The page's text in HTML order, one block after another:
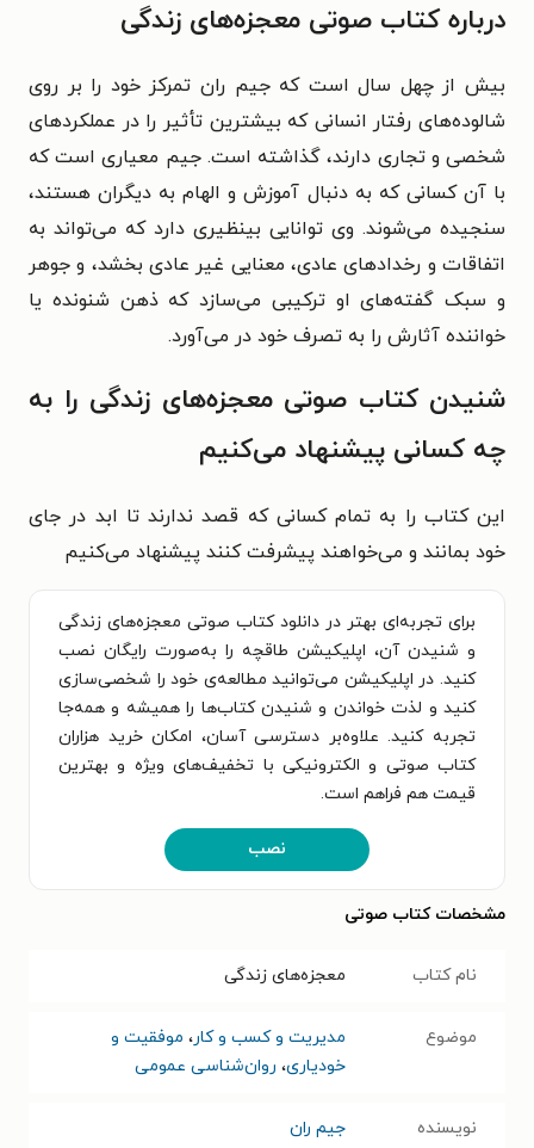
درباره کتاب صوتی معجزه‌های زندگی
بیش از چهل سال است که جیم ران تمرکز خود را بر روی
شالوده‌های رفتار انسانی که بیشترین تأثیر را در عملکردهای
شخصی و تجاری دارند، گذاشته است. جیم معیاری است که
با آن کسانی که به دنبال آموزش و الهام به دیگران هستند،
سنجیده می‌­شوند. وی توانایی بی­نظیری دارد که می‌­تواند به
اتفاقات و رخدادهای عادی، معنایی غیر عادی بخشد، و جوهر
و سبک گفته­‌های او ترکیبی می­‌سازد که ذهن شنونده یا
خواننده آثارش را به تصرف خود در می­‌آورد.
شنیدن کتاب صوتی معجزه‌های زندگی را به
چه کسانی پیشنهاد می‌کنیم
این کتاب را به تمام کسانی که قصد ندارند تا ابد در جای
خود بمانند و می‌خواهند پیشرفت کنند پیشنهاد می‌کنیم
برای تجربه‌ای بهتر در دانلود کتاب صوتی معجزه‌های زندگی
و شنیدن آن، اپلیکیشن طاقچه را به‌صورت رایگان نصب
کنید. در اپلیکیشن می‌توانید مطالعه‌ی خود را شخصی‌سازی
کنید و لذت خواندن و شنیدن کتاب‌ها را همیشه و همه‌جا
تجربه کنید. علاوه‌بر دسترسی آسان، امکان خرید هزاران
کتاب صوتی و الکترونیکی با تخفیف‌های ویژه و بهترین
قیمت هم فراهم است.
نصب
مشخصات کتاب صوتی
نام کتاب معجزه‌های زندگی
موضوع مدیریت و کسب و کار، موفقیت و
خودیاری، روان‌شناسی عمومی
نویسنده جیم ران